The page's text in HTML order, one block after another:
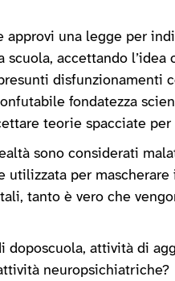
approvi una legge per
accettando l’idea
disfunzionamenti
fondatezza
teorie spacciate per
sono considerati
utilizzata per
tanto è vero che
attività di
neuropsichiatriche?